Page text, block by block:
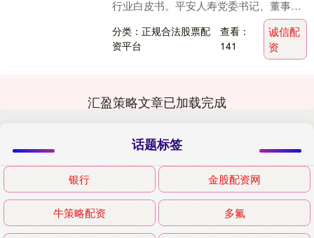
行业白皮书。平安人寿党委书记、董事长
杨铮在发布会上表示，中国寿险业正进入
黄金发展期，平安....
分类：正规合法股票配
资平台
查看：
141
诚信配
资
汇盈策略文章已加载完成
话题标签
银行 金股配资网
牛策略配资 多氟